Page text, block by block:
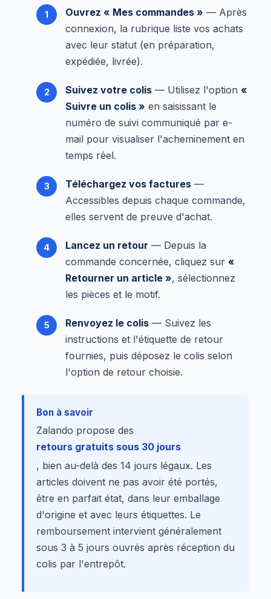
Ouvrez « Mes commandes » — Après
connexion, la rubrique liste vos achats
avec leur statut (en préparation,
expédiée, livrée).
Suivez votre colis — Utilisez l'option «
Suivre un colis » en saisissant le
numéro de suivi communiqué par e-
mail pour visualiser l'acheminement en
temps réel.
Téléchargez vos factures —
Accessibles depuis chaque commande,
elles servent de preuve d'achat.
Lancez un retour — Depuis la
commande concernée, cliquez sur «
Retourner un article », sélectionnez
les pièces et le motif.
Renvoyez le colis — Suivez les
instructions et l'étiquette de retour
fournies, puis déposez le colis selon
l'option de retour choisie.
Bon à savoir
Zalando propose des
retours gratuits sous 30 jours
, bien au-delà des 14 jours légaux. Les
articles doivent ne pas avoir été portés,
être en parfait état, dans leur emballage
d'origine et avec leurs étiquettes. Le
remboursement intervient généralement
sous 3 à 5 jours ouvrés après réception du
colis par l'entrepôt.